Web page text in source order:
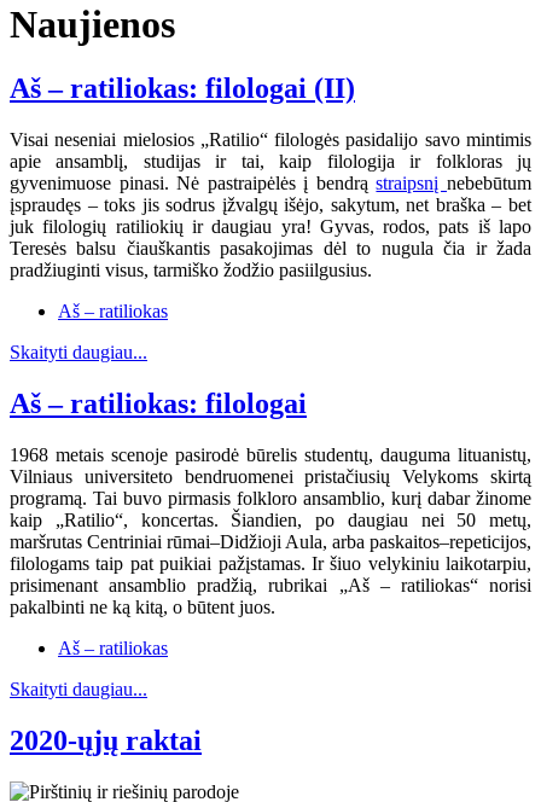
Naujienos
Aš – ratiliokas: filologai (II)
Visai neseniai mielosios „Ratilio“ filologės pasidalijo savo mintimis
apie ansamblį, studijas ir tai, kaip filologija ir folkloras jų
gyvenimuose pinasi. Nė pastraipėlės į bendrąstraipsnįnebebūtum
įspraudęs – toks jis sodrus įžvalgų išėjo, sakytum, net braška – bet
juk filologių ratiliokių ir daugiau yra! Gyvas, rodos, pats iš lapo
Teresės balsu čiauškantis pasakojimas dėl to nugula čia ir žada
pradžiuginti visus, tarmiško žodžio pasiilgusius.
Aš – ratiliokas
Skaityti daugiau...
Aš – ratiliokas: filologai
1968 metais scenoje pasirodė būrelis studentų, dauguma lituanistų,
Vilniaus universiteto bendruomenei pristačiusių Velykoms skirtą
programą. Tai buvo pirmasis folkloro ansamblio, kurį dabar žinome
kaip „Ratilio“, koncertas. Šiandien, po daugiau nei 50 metų,
maršrutas Centriniai rūmai–Didžioji Aula, arba paskaitos–repeticijos,
filologams taip pat puikiai pažįstamas. Ir šiuo velykiniu laikotarpiu,
prisimenant ansamblio pradžią, rubrikai „Aš – ratiliokas“ norisi
pakalbinti ne ką kitą, o būtent juos.
Aš – ratiliokas
Skaityti daugiau...
2020-ųjų raktai